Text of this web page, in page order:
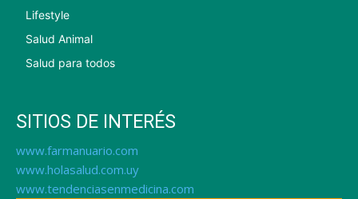
Lifestyle
Salud Animal
Salud para todos
SITIOS DE INTERÉS
www.farmanuario.com
www.holasalud.com.uy
www.tendenciasenmedicina.com